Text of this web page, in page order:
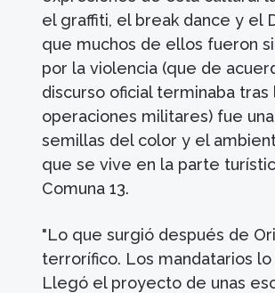
el graffiti, el break dance y el
que muchos de ellos fueron
por la violencia (que de
discurso oficial terminaba tras
operaciones militares) fue
semillas del color y el
que se vive en la parte
Comuna 13.
"Lo que surgió después de
terrorífico. Los mandatarios lo
Llegó el proyecto de unas